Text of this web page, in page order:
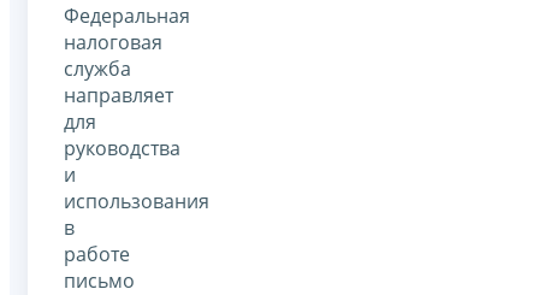
Федеральная
налоговая
служба
направляет
для
руководства
и
использования
в
работе
письмо